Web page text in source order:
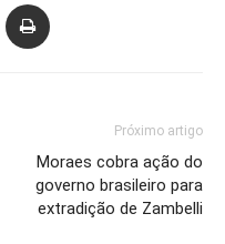
Próximo artigo
Moraes cobra ação do
governo brasileiro para
extradição de Zambelli